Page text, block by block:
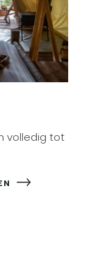
volledig tot